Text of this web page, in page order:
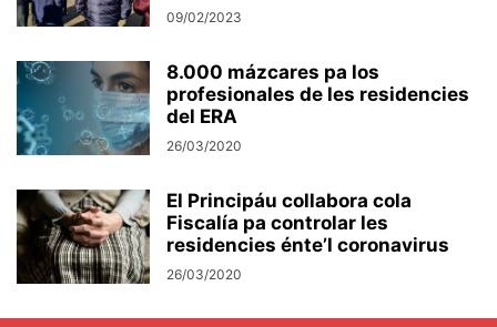
09/02/2023
8.000 mázcares pa los
profesionales de les residencies
del ERA
26/03/2020
El Principáu collabora cola
Fiscalía pa controlar les
residencies énte’l coronavirus
26/03/2020